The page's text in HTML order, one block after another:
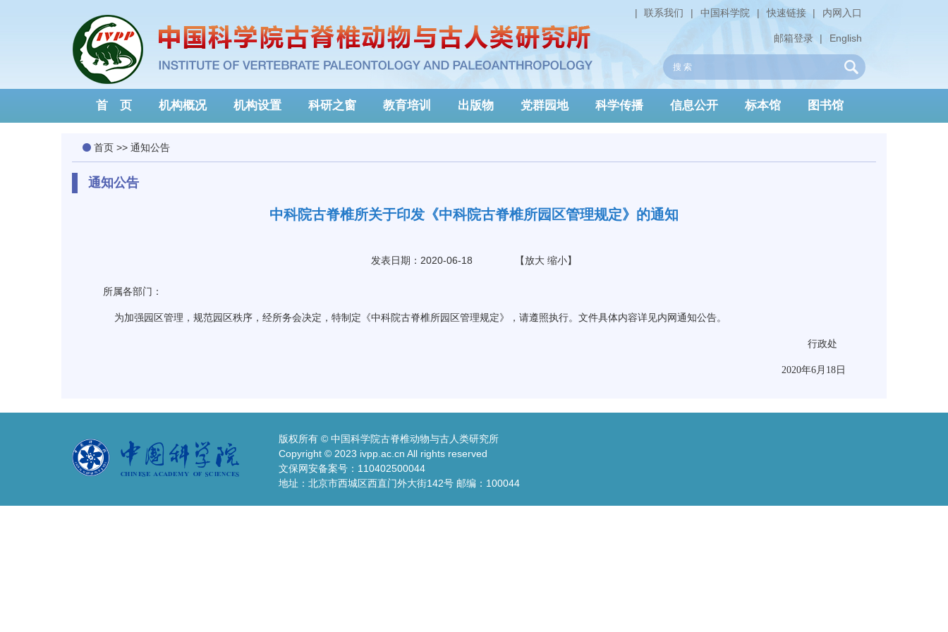
内网入口
|
快速链接
|
中国科学院
|
联系我们
|
English
|
邮箱登录
首 页 机构概况 机构设置 科研之窗 教育培训 出版物 党群园地 科学传播 信息公开 标本馆 图书馆
首页 >> 通知公告
通知公告
中科院古脊椎所关于印发《中科院古脊椎所园区管理规定》的通知
发表日期：2020-06-18 【放大 缩小】
所属各部门：
为加强园区管理，规范园区秩序，经所务会决定，特制定《中科院古脊椎所园区管理规定》，请遵照执行。文件具体内容详见内网通知公告。
行政处
2020年6月18日
版权所有 © 中国科学院古脊椎动物与古人类研究所
Copyright © 2023 ivpp.ac.cn All rights reserved
文保网安备案号：110402500044
地址：北京市西城区西直门外大街142号 邮编：100044